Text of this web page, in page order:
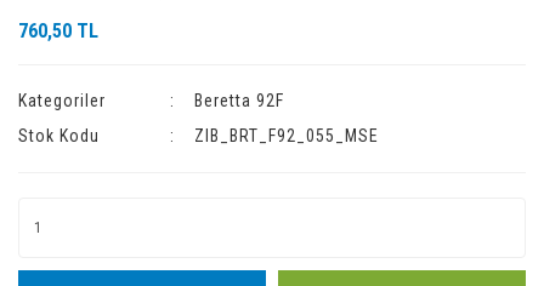
760,50 TL
Kategoriler
Beretta 92F
Stok Kodu
ZIB_BRT_F92_055_MSE